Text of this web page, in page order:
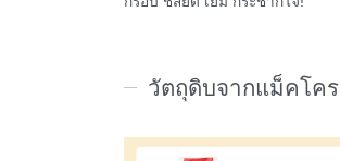
วัตถุดิบจากแม็คโคร